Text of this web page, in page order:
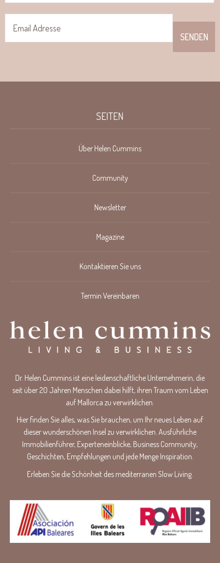
SEITEN
Über Helen Cummins
Community
Newsletter
Magazine
Kontaktieren Sie uns
Termin Vereinbaren
Dr. Helen Cummins ist eine leidenschaftliche Unternehmerin, die
seit über 20 Jahren Menschen dabei hilft, ihren Traum vom Leben
auf Mallorca zu verwirklichen.
Hier finden Sie alles, was Sie brauchen, um Ihr neues Leben auf
dieser wunderschönen Insel zu verwirklichen. Ausführliche
Immobilienführer, Experteneinblicke, Business Community,
Geschichten, Empfehlungen und jede Menge Inspiration.
Erleben Sie die Schönheit des mediterranen Slow Living.